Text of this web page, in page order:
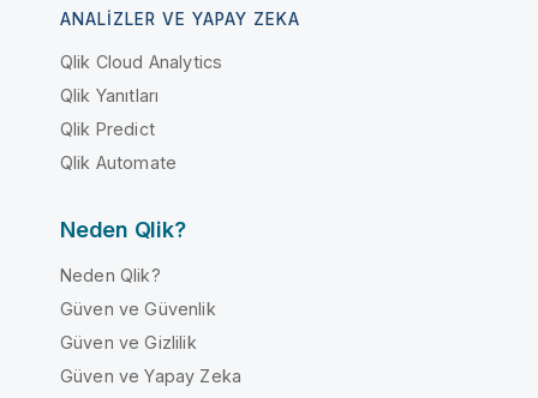
ANALIZLER VE YAPAY ZEKA
Qlik Cloud Analytics
Qlik Yanıtları
Qlik Predict
Qlik Automate
Neden Qlik?
Neden Qlik?
Güven ve Güvenlik
Güven ve Gizlilik
Güven ve Yapay Zeka